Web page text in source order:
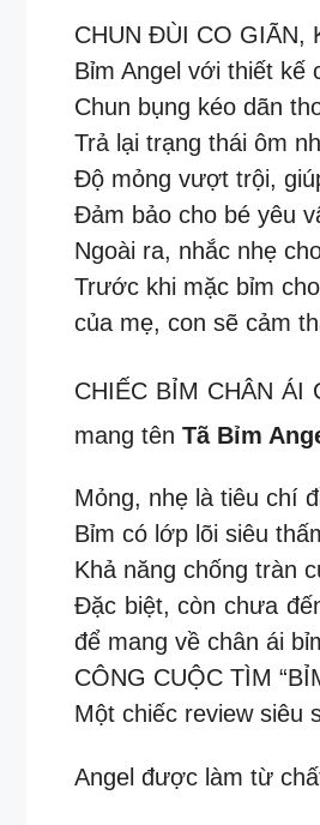
CHUN ĐÙI CO GIÃN,
Bỉm Angel với thiết kế
Chun bụng kéo dãn
Trả lại trạng thái ôm
Độ mỏng vượt trội,
Đảm bảo cho bé yêu
Ngoài ra, nhắc nhẹ
Trước khi mặc bỉm
của mẹ, con sẽ cảm
CHIẾC BỈM CHÂN ÁI
mang tên Tã Bỉm
Mỏng, nhẹ là tiêu chí
Bỉm có lớp lõi siêu
Khả năng chống tràn
Đặc biệt, còn chưa
để mang về chân ái
CÔNG CUỘC TÌM
Một chiếc review siêu
Angel được làm từ